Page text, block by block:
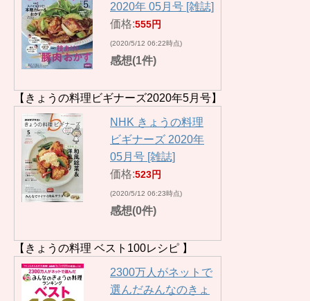
2020年 05月号 [雑誌]
価格:555円
(2020/5/12 06:22時点)
感想(1件)
【きょうの料理ビギナーズ2020年5月号】
NHK きょうの料理
ビギナーズ 2020年
05月号 [雑誌]
価格:523円
(2020/5/12 06:23時点)
感想(0件)
【きょうの料理 ベスト100レシピ 】
2300万人がネットで
選んだみんなのきょ